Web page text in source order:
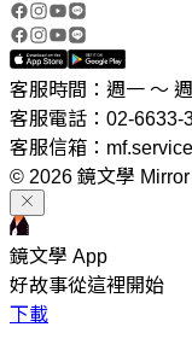
客服時間：週一 ～
客服電話：02-6633-
客服信箱：
© 2026 鏡文學
鏡文學 App
好故事從這裡開始
下載